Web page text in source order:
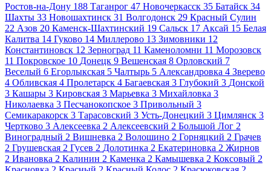
Ростов-на-Дону 188 Таганрог 47 Новочеркасск 35 Батайск 34
Шахты 33 Новошахтинск 31 Волгодонск 29 Красный Сулин
22 Азов 20 Каменск-Шахтинский 19 Сальск 17 Аксай 15 Белая
Калитва 14 Гуково 14 Миллерово 13 Зимовники 12
Константиновск 12 Зерноград 11 Каменоломни 11 Морозовск
11 Покровское 10 Донецк 9 Вешенская 8 Орловский 7
Веселый 6 Егорлыкская 5 Чалтырь 5 Александровка 4 Зверево
4 Обливская 4 Пролетарск 4 Багаевская 3 Глубокий 3 Донской
3 Кашары 3 Кировская 3 Марьевка 3 Михайловка 3
Николаевка 3 Песчанокопское 3 Привольный 3
Семикаракорск 3 Тарасовский 3 Усть-Донецкий 3 Цимлянск 3
Чертково 3 Алексеевка 2 Алексеевский 2 Большой Лог 2
Виноградный 2 Вишневка 2 Волошино 2 Горняцкий 2 Грачев
2 Грушевская 2 Гусев 2 Долотинка 2 Екатериновка 2 Жирнов
2 Ивановка 2 Калинин 2 Каменка 2 Камышевка 2 Коксовый 2